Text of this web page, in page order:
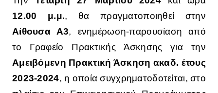
12.00 μ.μ., θα πραγματοποιηθεί στην
Αίθουσα Α3, ενημέρωση-παρουσίαση από
το Γραφείο Πρακτικής Άσκησης για την
Αμειβόμενη Πρακτική Άσκηση ακαδ. έτους
2023-2024, η οποία συγχρηματοδοτείται, στο